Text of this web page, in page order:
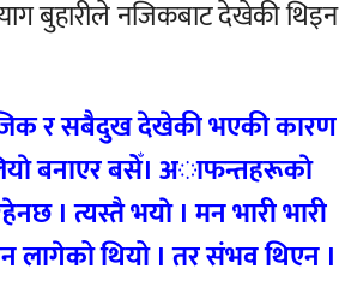
बुहारीले नजिकबाट देखेकी थिइन
र सबैदुख देखेकी भएकी कारण
बनाएर बसेँ। अाफन्तहरूकाे
। त्यस्तै भयाे । मन भारी भारी
लागेको थियो । तर संभव थिएन ।